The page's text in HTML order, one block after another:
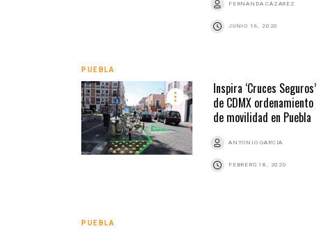
FERNANDA CÁZAREZ
JUNIO 16, 2020
PUEBLA
Inspira ‘Cruces Seguros’
de CDMX ordenamiento
de movilidad en Puebla
ANTONIO GARCÍA
FEBRERO 18, 2020
PUEBLA